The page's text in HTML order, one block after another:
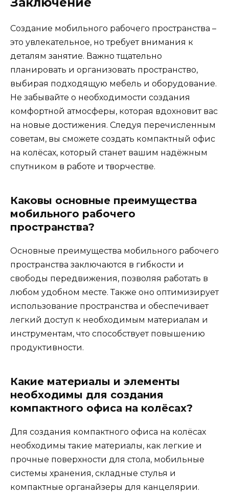
Создание мобильного рабочего пространства –
это увлекательное, но требует внимания к
деталям занятие. Важно тщательно
планировать и организовать пространство,
выбирая подходящую мебель и оборудование.
Не забывайте о необходимости создания
комфортной атмосферы, которая вдохновит вас
на новые достижения. Следуя перечисленным
советам, вы сможете создать компактный офис
на колёсах, который станет вашим надёжным
спутником в работе и творчестве.
Каковы основные преимущества
мобильного рабочего
пространства?
Основные преимущества мобильного рабочего
пространства заключаются в гибкости и
свободы передвижения, позволяя работать в
любом удобном месте. Также оно оптимизирует
использование пространства и обеспечивает
легкий доступ к необходимым материалам и
инструментам, что способствует повышению
продуктивности.
Какие материалы и элементы
необходимы для создания
компактного офиса на колёсах?
Для создания компактного офиса на колёсах
необходимы такие материалы, как легкие и
прочные поверхности для стола, мобильные
системы хранения, складные стулья и
компактные органайзеры для канцелярии.